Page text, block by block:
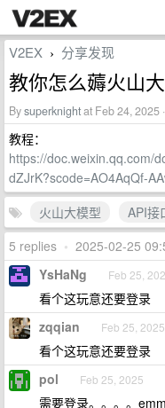
V2EX › 分享发现
教你怎么薅火山
Bysuperknightat Feb 24, 2025
教程：
https://doc.weixin.qq.com/
dZJrK?scode=AO4AqQf-
火山大模型
API接
5 replies • 2025-02-25
YsHaNg Feb 25,
看个这玩意还要登录
zqqian Feb 25, 2025
看个这玩意还要登录
pol Feb 25, 2025
需要登录。。。。